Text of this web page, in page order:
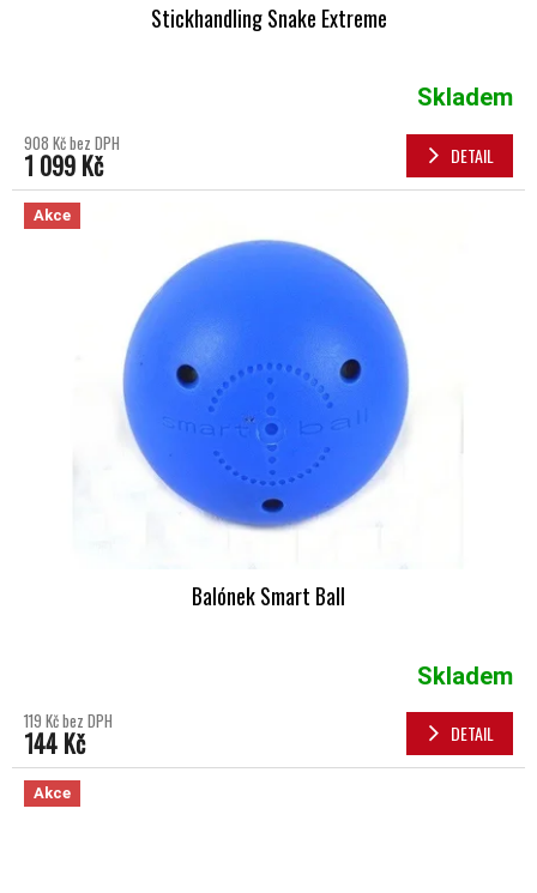
Stickhandling Snake Extreme
Skladem
908 Kč bez DPH
1 099 Kč DETAIL
Akce
Balónek Smart Ball
Skladem
119 Kč bez DPH
144 Kč DETAIL
Akce